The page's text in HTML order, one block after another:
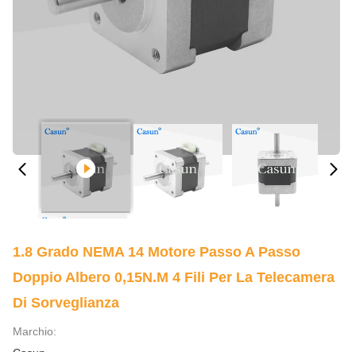
1.8 Grado NEMA 14 Motore Passo A Passo
Doppio Albero 0,15N.m 4 Fili Per La Telecamera
Di Sorveglianza
Marchio: